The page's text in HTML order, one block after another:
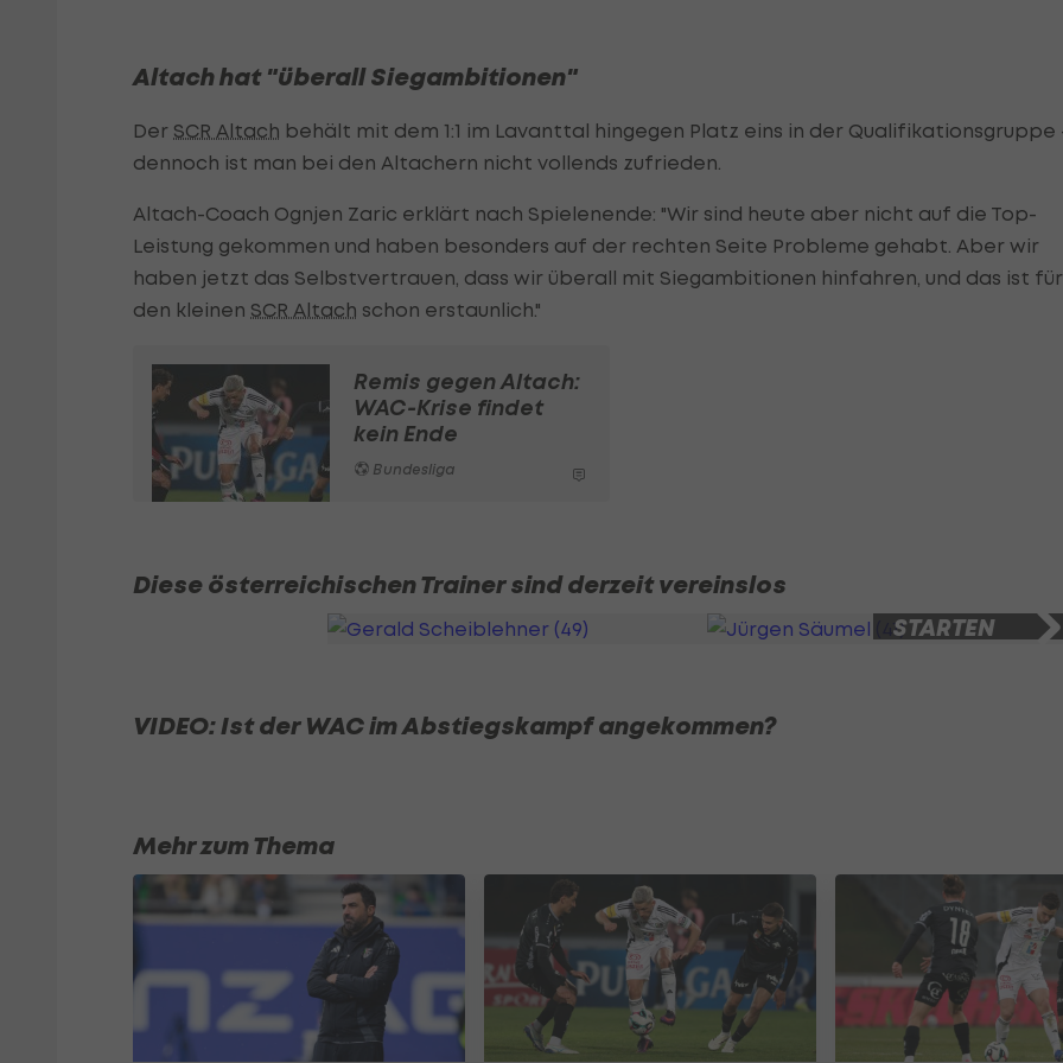
Altach hat "überall Siegambitionen"
Der SCR Altach behält mit dem 1:1 im Lavanttal hingegen Platz eins in der Qualifikationsgruppe
dennoch ist man bei den Altachern nicht vollends zufrieden.
Altach-Coach Ognjen Zaric erklärt nach Spielenende: "Wir sind heute aber nicht auf die Top-
Leistung gekommen und haben besonders auf der rechten Seite Probleme gehabt. Aber wir
haben jetzt das Selbstvertrauen, dass wir überall mit Siegambitionen hinfahren, und das ist für
den kleinen SCR Altach schon erstaunlich."
Remis gegen Altach:
WAC-Krise findet
kein Ende
Bundesliga
Diese österreichischen Trainer sind derzeit vereinslos
STARTEN
VIDEO: Ist der WAC im Abstiegskampf angekommen?
Mehr zum Thema